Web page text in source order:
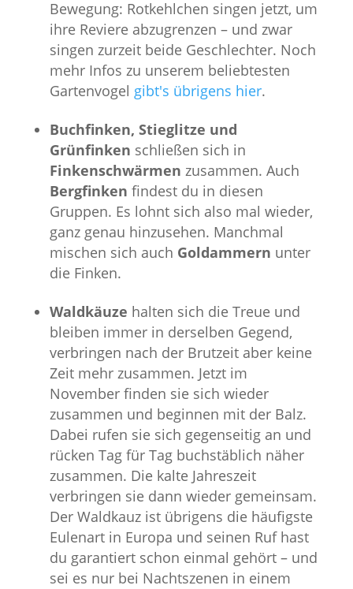
Bewegung: Rotkehlchen singen jetzt, um
ihre Reviere abzugrenzen – und zwar
singen zurzeit beide Geschlechter. Noch
mehr Infos zu unserem beliebtesten
Gartenvogel gibt's übrigens hier.
Buchfinken, Stieglitze und
Grünfinken schließen sich in
Finkenschwärmen zusammen. Auch
Bergfinken findest du in diesen
Gruppen. Es lohnt sich also mal wieder,
ganz genau hinzusehen. Manchmal
mischen sich auch Goldammern unter
die Finken.
Waldkäuze halten sich die Treue und
bleiben immer in derselben Gegend,
verbringen nach der Brutzeit aber keine
Zeit mehr zusammen. Jetzt im
November finden sie sich wieder
zusammen und beginnen mit der Balz.
Dabei rufen sie sich gegenseitig an und
rücken Tag für Tag buchstäblich näher
zusammen. Die kalte Jahreszeit
verbringen sie dann wieder gemeinsam.
Der Waldkauz ist übrigens die häufigste
Eulenart in Europa und seinen Ruf hast
du garantiert schon einmal gehört – und
sei es nur bei Nachtszenen in einem